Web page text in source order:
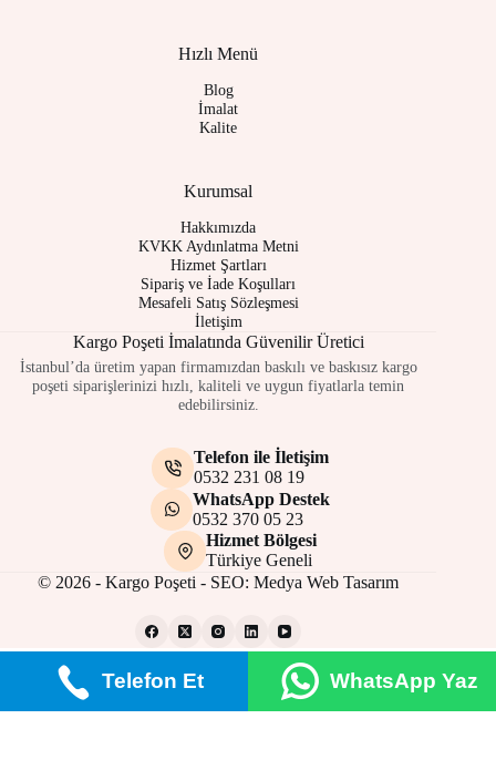
Hızlı Menü
Blog
İmalat
Kalite
Kurumsal
Hakkımızda
KVKK Aydınlatma Metni
Hizmet Şartları
Sipariş ve İade Koşulları
Mesafeli Satış Sözleşmesi
İletişim
Kargo Poşeti İmalatında Güvenilir Üretici
İstanbul’da üretim yapan firmamızdan baskılı ve baskısız kargo
poşeti siparişlerinizi hızlı, kaliteli ve uygun fiyatlarla temin
edebilirsiniz.
Telefon ile İletişim
0532 231 08 19
WhatsApp Destek
0532 370 05 23
Hizmet Bölgesi
Türkiye Geneli
© 2026 - Kargo Poşeti - SEO:Medya Web Tasarım
Gizlilik PolitikasıÇerez Politikası
Site Kullanım Şartları
Telefon Et WhatsApp Yaz